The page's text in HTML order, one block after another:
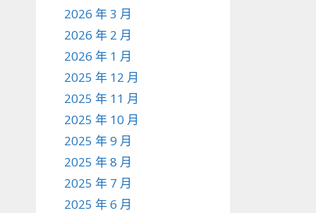
2026 年 3 月
2026 年 2 月
2026 年 1 月
2025 年 12 月
2025 年 11 月
2025 年 10 月
2025 年 9 月
2025 年 8 月
2025 年 7 月
2025 年 6 月